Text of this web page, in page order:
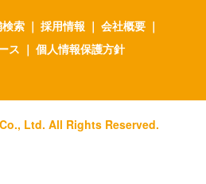
索 ｜ 採用情報 ｜ 会社概要 ｜
ス ｜ 個人情報保護方針
Ltd. All Rights Reserved.